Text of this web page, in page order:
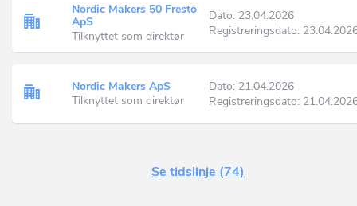
Nordic Makers 50 Fresto
ApS
Tilknyttet som direktør
Dato: 23.04.2026
Registreringsdato:
Nordic Makers ApS
Tilknyttet som direktør
Dato: 21.04.2026
Registreringsdato:
Se tidslinje (74)